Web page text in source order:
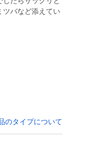
ツバなど添えてい
のタイプについて